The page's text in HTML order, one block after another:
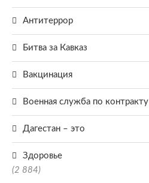
Антитеррор
Битва за Кавказ
Вакцинация
Военная служба по контракту
Дагестан – это
Здоровье
(2 884)